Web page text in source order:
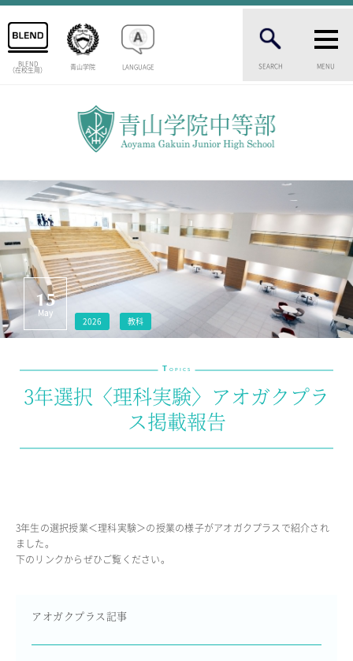
BLEND
（在校生用） 青山学院 LANGUAGE SEARCH MENU
中等部の歴史
特色ある教育
生徒数・教職員数
一貫校の流れ
卒業生インタビュー
校舎情報
メディアライブラリー
教育の特色・紹介
教育課程
キリスト教教育
スクールライフ
スクールカレンダー
施設設備紹介
15
May
2026 教科
T OPICS
3年選択〈理科実験〉アオガクプラ
ス掲載報告
3年生の選択授業＜理科実験＞の授業の様子がアオガクプラスで紹介され
ました。
下のリンクからぜひご覧ください。
アオガクプラス記事